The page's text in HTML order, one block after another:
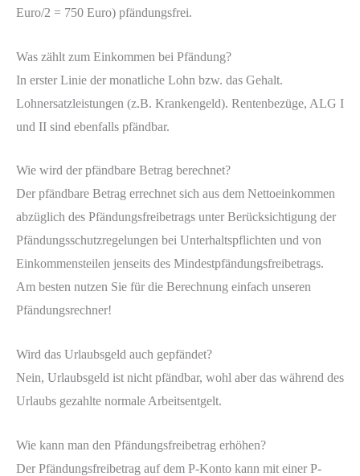
Euro/2 = 750 Euro) pfändungsfrei.
Was zählt zum Einkommen bei Pfändung?
In erster Linie der monatliche Lohn bzw. das Gehalt.
Lohnersatzleistungen (z.B. Krankengeld). Rentenbezüge, ALG I
und II sind ebenfalls pfändbar.
Wie wird der pfändbare Betrag berechnet?
Der pfändbare Betrag errechnet sich aus dem Nettoeinkommen
abzüglich des Pfändungsfreibetrags unter Berücksichtigung der
Pfändungsschutzregelungen bei Unterhaltspflichten und von
Einkommensteilen jenseits des Mindestpfändungsfreibetrags.
Am besten nutzen Sie für die Berechnung einfach unseren
Pfändungsrechner!
Wird das Urlaubsgeld auch gepfändet?
Nein, Urlaubsgeld ist nicht pfändbar, wohl aber das während des
Urlaubs gezahlte normale Arbeitsentgelt.
Wie kann man den Pfändungsfreibetrag erhöhen?
Der Pfändungsfreibetrag auf dem P-Konto kann mit einer P-